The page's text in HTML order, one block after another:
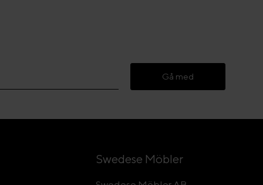
Gå med
Swedese Möbler